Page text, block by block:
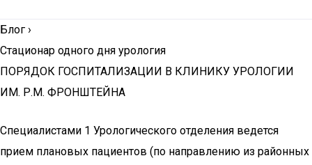
Блог ›
Стационар одного дня урология
ПОРЯДОК ГОСПИТАЛИЗАЦИИ В КЛИНИКУ УРОЛОГИИ
ИМ. Р.М. ФРОНШТЕЙНА
Специалистами 1 Урологического отделения ведется
прием плановых пациентов (по направлению из районных